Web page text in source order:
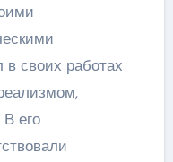
в своих работах
его